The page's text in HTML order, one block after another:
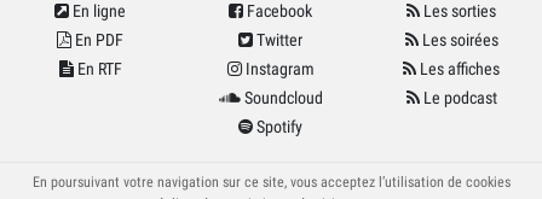
En ligne
En PDF
En RTF
Facebook
Twitter
Instagram
Soundcloud
Spotify
Les sorties
Les soirées
Les affiches
Le podcast
© Cybele 2026
En poursuivant votre navigation sur ce site, vous acceptez l’utilisation de cookies